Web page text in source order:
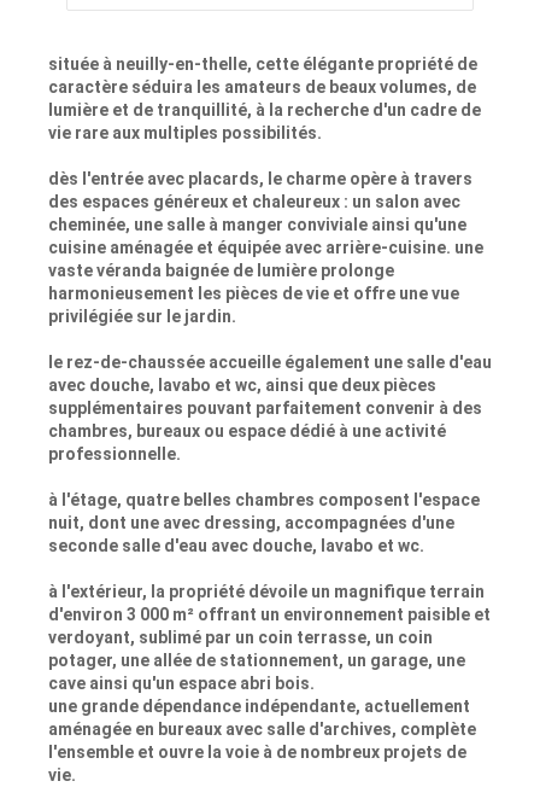
située à neuilly-en-thelle, cette élégante propriété de
caractère séduira les amateurs de beaux volumes, de
lumière et de tranquillité, à la recherche d'un cadre de
vie rare aux multiples possibilités.
dès l'entrée avec placards, le charme opère à travers
des espaces généreux et chaleureux : un salon avec
cheminée, une salle à manger conviviale ainsi qu'une
cuisine aménagée et équipée avec arrière-cuisine. une
vaste véranda baignée de lumière prolonge
harmonieusement les pièces de vie et offre une vue
privilégiée sur le jardin.
le rez-de-chaussée accueille également une salle d'eau
avec douche, lavabo et wc, ainsi que deux pièces
supplémentaires pouvant parfaitement convenir à des
chambres, bureaux ou espace dédié à une activité
professionnelle.
à l'étage, quatre belles chambres composent l'espace
nuit, dont une avec dressing, accompagnées d'une
seconde salle d'eau avec douche, lavabo et wc.
à l'extérieur, la propriété dévoile un magnifique terrain
d'environ 3 000 m² offrant un environnement paisible et
verdoyant, sublimé par un coin terrasse, un coin
potager, une allée de stationnement, un garage, une
cave ainsi qu'un espace abri bois.
une grande dépendance indépendante, actuellement
aménagée en bureaux avec salle d'archives, complète
l'ensemble et ouvre la voie à de nombreux projets de
vie.